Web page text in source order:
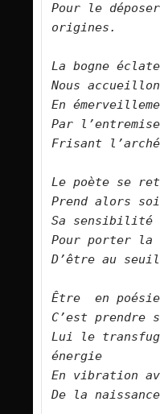
Pour le
origines.
La bogne éclate
Nous
En
Par
Frisant
Le poète se
Prend alors
Sa
Pour porter la
D’être au seuil
Être  en poésie
C’est prendre
Lui le
énergie
En vibration
De la